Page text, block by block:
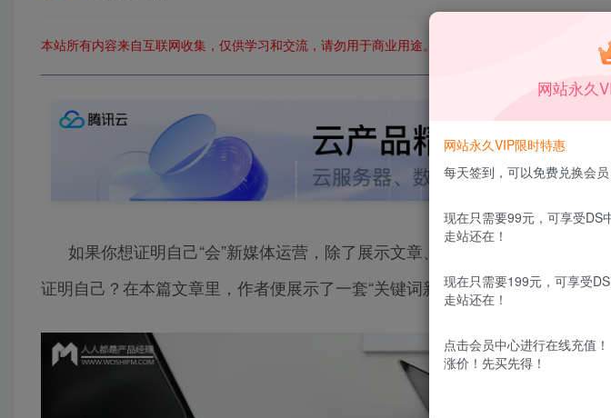
本站所有内容来自互联网收集，仅供学习和交流，请勿用于商业用途。如有侵权、不妥之处，请第一
如果你想证明自己“会”新媒体运营，除了展示文章、展示后台关注增长数
证明自己？在本篇文章里，作者便展示了一套“关键词新媒体指数3/10模型”，不
网站永久
网站永久VIP限时特惠
每天签到，可以免费兑换会员
现在只需要99元，可享受DS
走站还在！
现在只需要199元，可享受
走站还在！
点击会员中心进行在线充值
涨价！先买先得！